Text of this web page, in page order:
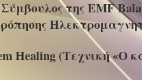
της EMF
Healing (Τεχνική «Ο